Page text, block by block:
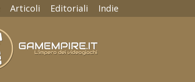
Articoli Editoriali Indie